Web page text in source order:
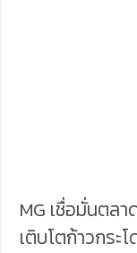
MG เชื่อมั่นตล
เติบโตก้าวกระ